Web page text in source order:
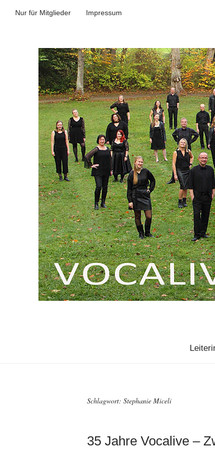
Nur für Mitglieder Impressum
Schlagwort: Stephanie Miceli
35 Jahre Vocalive –